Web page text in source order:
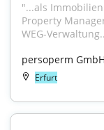
"...als
Property
WEG-
persoperm GmbH
Erfurt